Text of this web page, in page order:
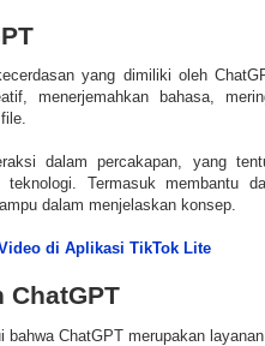
yang dimiliki oleh
menerjemahkan bahasa,
dalam percakapan, yang
teknologi. Termasuk membantu
dalam menjelaskan konsep.
di Aplikasi TikTok Lite
ChatGPT
bahwa ChatGPT merupakan